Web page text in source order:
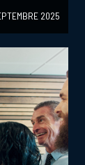
2025